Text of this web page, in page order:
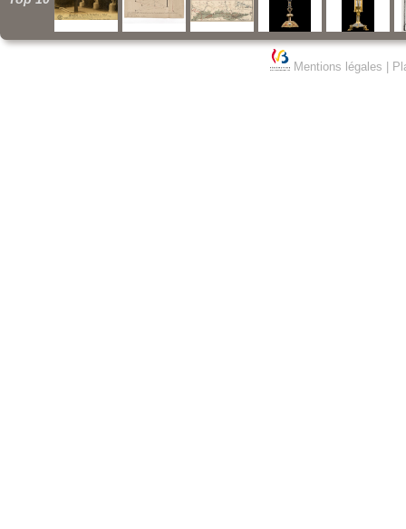
Mentions légales